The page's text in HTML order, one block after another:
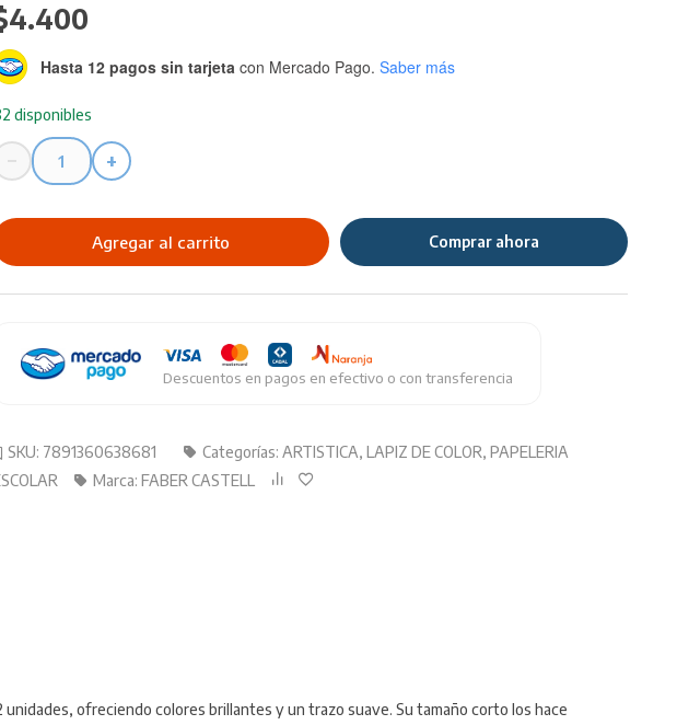
4.400
disponibles
Hasta 12 pagos sin tarjeta con Mercado Pago. Saber más
−
Cortos
+
Agregar al carrito Comprar ahora
SKU: 7891360638681 Categorías: ARTISTICA, LAPIZ DE COLOR, PAPELERIA
Marca: FABER CASTELL
Descuentos en pagos en efectivo o con transferencia
ofreciendo colores brillantes y un trazo suave. Su tamaño corto los hace